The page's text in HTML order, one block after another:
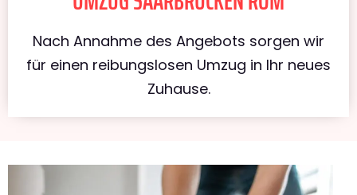
Nach Annahme des Angebots sorgen wir
für einen reibungslosen Umzug in Ihr neues
Zuhause.